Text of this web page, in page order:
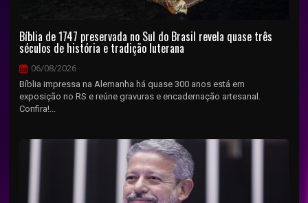
Bíblia de 1747 preservada no Sul do Brasil revela quase três
séculos de história e tradição luterana
06/08/2026
Bíblia impressa na Alemanha há quase 300 anos está em
exposição no RS e reúne gravuras e encadernação artesanal.
Confira!...